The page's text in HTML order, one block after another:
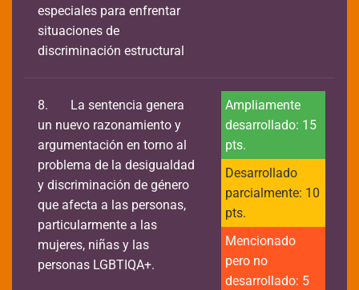
especiales para enfrentar
situaciones de
discriminación estructural
8.
La sentencia genera
un nuevo razonamiento y
argumentación en torno al
problema de la desigualdad
y discriminación de género
que afecta a las personas,
particularmente a las
mujeres, niñas y las
personas LGBTIQA+.
Ampliamente
desarrollado: 15
pts.
Desarrollado
parcialmente: 10
pts.
Mencionado
pero no
desarrollado: 5